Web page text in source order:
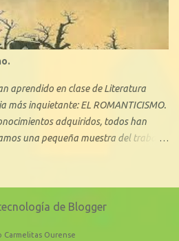
aprendido en clase de Literatura
más inquietante: EL ROMANTICISMO.
adquiridos, todos han
una pequeña muestra del trabajo
de Blogger
Carmelitas Ourense